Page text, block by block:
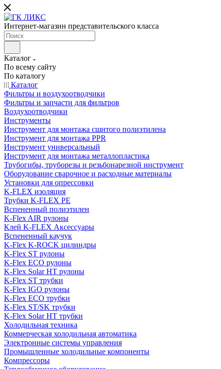
Интернет-магазин представительского класса
Каталог
По всему сайту
По каталогу
Каталог
Фильтры и воздухоотводчики
Фильтры и запчасти для фильтров
Воздухоотводчики
Инструменты
Инструмент для монтажа сшитого полиэтилена
Инструмент для монтажа PPR
Инструмент универсальный
Инструмент для монтажа металлопластика
Трубогибы, труборезы и резьбонарезной инструмент
Оборудование сварочное и расходные материалы
Установки для опрессовки
K-FLEX изоляция
Трубки K-FLEX PE
Вспененный полиэтилен
K-Flex AIR рулоны
Клей K-FLEX Аксессуары
Вспененный каучук
K-Flex K-ROCK цилиндры
K-Flex ST рулоны
K-Flex ECO рулоны
K-Flex Solar HT рулоны
K-Flex ST трубки
K-Flex IGO рулоны
K-Flex ECO трубки
K-Flex ST/SK трубки
K-Flex Solar HT трубки
Холодильная техника
Коммерческая холодильная автоматика
Электронные системы управления
Промышленные холодильные компоненты
Компрессоры